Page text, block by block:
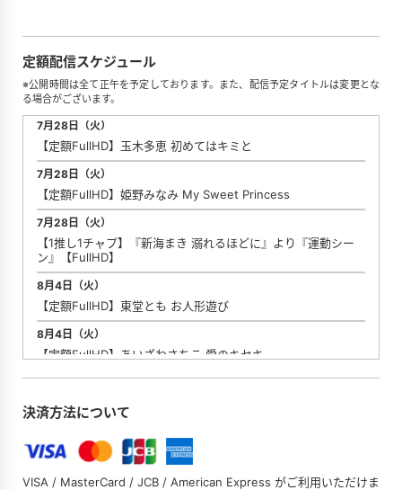
定額配信スケジュール
※公開時間は全て正午を予定しております。また、配信予定タイトルは変更とな
る場合がございます。
7月28日（火）
【定額FullHD】玉木多恵 初めてはキミと
7月28日（火）
【定額FullHD】姫野みなみ My Sweet Princess
7月28日（火）
【1推し1チャプ】『新海まき 溺れるほどに』より『運動シー
ン』【FullHD】
8月4日（火）
【定額FullHD】東堂とも お人形遊び
8月4日（火）
【定額FullHD】あいざわさちこ 愛のキセキ
8月18日（火）
【定額FullHD】やしろじゅり。 癒やされ天使
【定額FullHD】浅倉れいか 恋人はれいれい
8月18日（火）
決済方法について
VISA / MasterCard / JCB / American Express がご利用いただけま